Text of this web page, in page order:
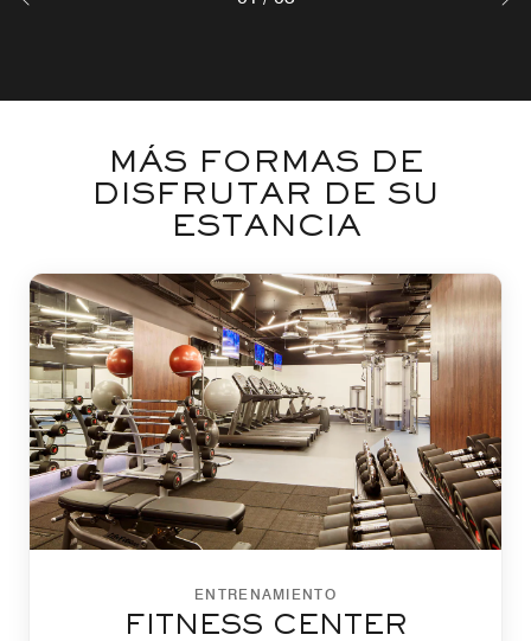
MÁS FORMAS DE
DISFRUTAR DE SU
ESTANCIA
ENTRENAMIENTO
FITNESS CENTER